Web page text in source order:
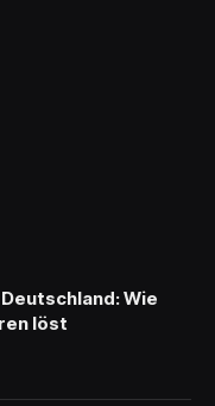
Wie
löst